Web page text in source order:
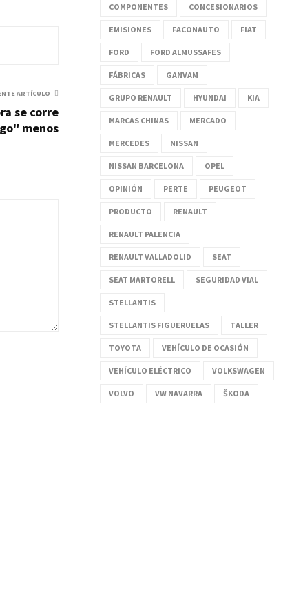
ARTÍCULO
se corre
menos
COMPONENTES CONCESIONARIOS
EMISIONES FACONAUTO FIAT
FORD FORD ALMUSSAFES
FÁBRICAS GANVAM
GRUPO RENAULT HYUNDAI KIA
MARCAS CHINAS MERCADO
MERCEDES NISSAN
NISSAN BARCELONA OPEL
OPINIÓN PERTE PEUGEOT
PRODUCTO RENAULT
RENAULT PALENCIA
RENAULT VALLADOLID SEAT
SEAT MARTORELL SEGURIDAD VIAL
STELLANTIS
STELLANTIS FIGUERUELAS TALLER
TOYOTA VEHÍCULO DE OCASIÓN
VEHÍCULO ELÉCTRICO VOLKSWAGEN
VOLVO VW NAVARRA ŠKODA